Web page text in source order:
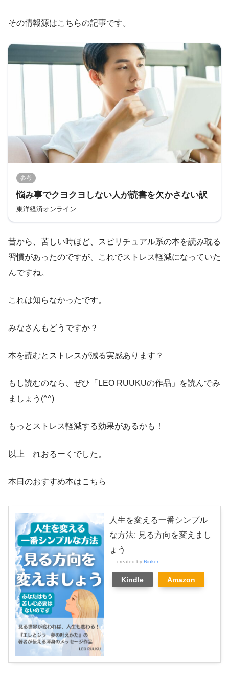
その情報源はこちらの記事です。
参考
悩み事でクヨクヨしない人が読書を欠かさない訳
東洋経済オンライン
昔から、苦しい時ほど、スピリチュアル系の本を読み耽る
習慣があったのですが、これでストレス軽減になっていた
んですね。
これは知らなかったです。
みなさんもどうですか？
本を読むとストレスが減る実感あります？
もし読むのなら、ぜひ「LEO RUUKUの作品」を読んでみ
ましょう(^^)
もっとストレス軽減する効果があるかも！
以上 れおるーくでした。
本日のおすすめ本はこちら
人生を変える一番シンプル
な方法: 見る方向を変えまし
ょう
created by Rinker
Kindle Amazon